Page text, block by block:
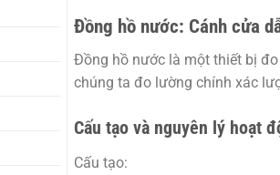
Đồng hồ nước: Cánh cửa
Đồng hồ nước là một thiết bị
chúng ta đo lường chính xác
Cấu tạo và nguyên lý hoạt
Cấu tạo: